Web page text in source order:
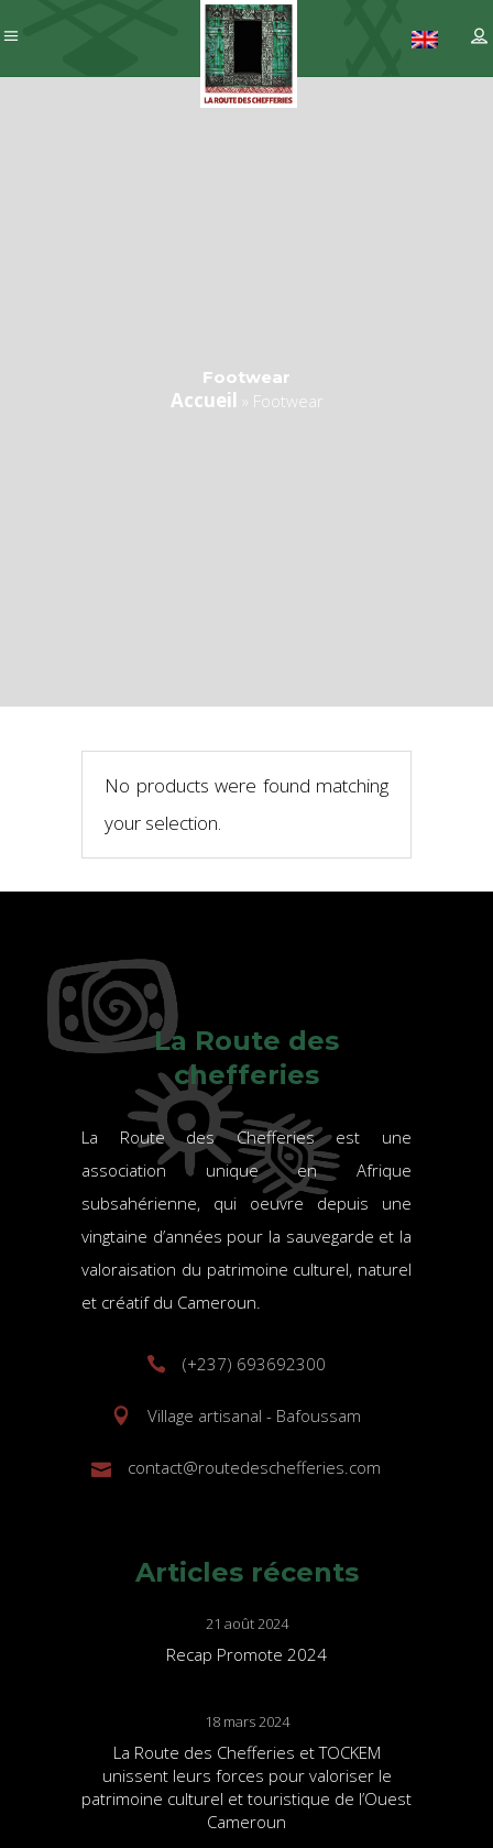
Footwear
Accueil » Footwear
No products were found matching
your selection.
La Route des
chefferies
La Route des Chefferies est une
association unique en Afrique
subsahérienne, qui oeuvre depuis une
vingtaine d’années pour la sauvegarde et la
valoraisation du patrimoine culturel, naturel
et créatif du Cameroun.
(+237) 693692300
Village artisanal - Bafoussam
contact@routedeschefferies.com
Articles récents
21 août 2024
Recap Promote 2024
18 mars 2024
La Route des Chefferies et TOCKEM
unissent leurs forces pour valoriser le
patrimoine culturel et touristique de l’Ouest
Cameroun